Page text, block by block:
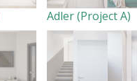
Adler (Project A)